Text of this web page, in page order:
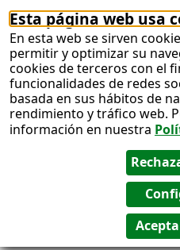
Esta página web usa
En esta web se sirven
permitir y optimizar su
cookies de terceros con el
funcionalidades de redes
basada en sus hábitos de
rendimiento y tráfico web.
información en nuestra